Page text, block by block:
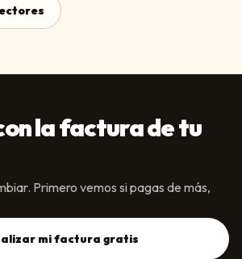
la factura de tu
Primero vemos si pagas de más,
mi factura gratis